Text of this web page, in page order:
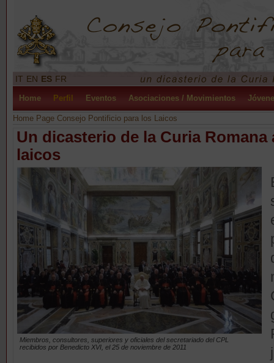
IT EN ES FR
Home Perfil Eventos Asociaciones / Movimientos
Home Page Consejo Pontificio para los Laicos
Un dicasterio de la Curia
laicos
Miembros, consultores, superiores y oficiales del secretariado del CPL
recibidos por Benedicto XVI, el 25 de noviembre de 2011